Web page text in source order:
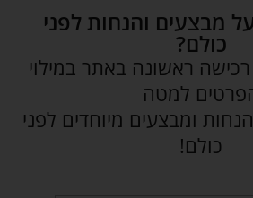
מבצעים והנחות לפני
כולם?
רכישה ראשונה באתר במילוי
למטה
ומבצעים מיוחדים לפני
כולם!